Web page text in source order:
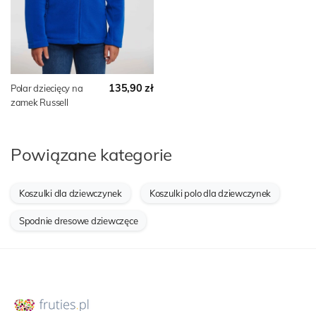
Polar dziecięcy na
zamek Russell
135,90 zł
Powiązane kategorie
Koszulki dla dziewczynek Koszulki polo dla dziewczynek
Spodnie dresowe dziewczęce